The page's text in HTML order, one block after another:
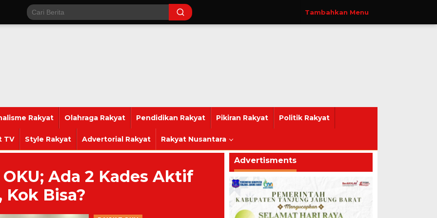
Tambahkan Menu
Rakyat Olahraga Rakyat Pendidikan Rakyat Pikiran Rakyat Politik Rakyat
TV Style Rakyat Advertorial Rakyat Rakyat Nusantara
Ada 2 Kades Aktif
Bisa?
Advertisments